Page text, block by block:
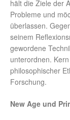
hält die Ziele der
Probleme und
überlassen.
seinem
gewordene
unterordnen.
philosophischer
Forschung.
New Age und